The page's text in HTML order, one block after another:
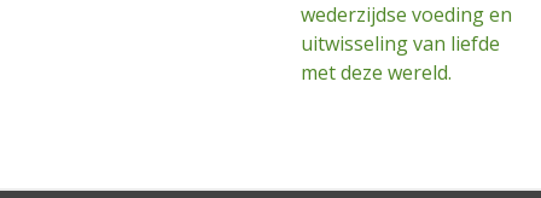
wederzijdse voeding en
uitwisseling van liefde
met deze wereld.